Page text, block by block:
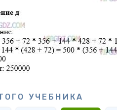
УЧЕБНИКА